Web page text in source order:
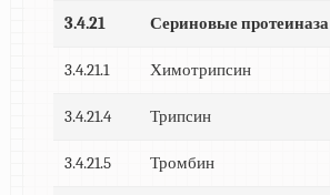
3.4.21 Сериновые протеиназа
3.4.21.1 Химотрипсин
3.4.21.4 Трипсин
3.4.21.5 Тромбин